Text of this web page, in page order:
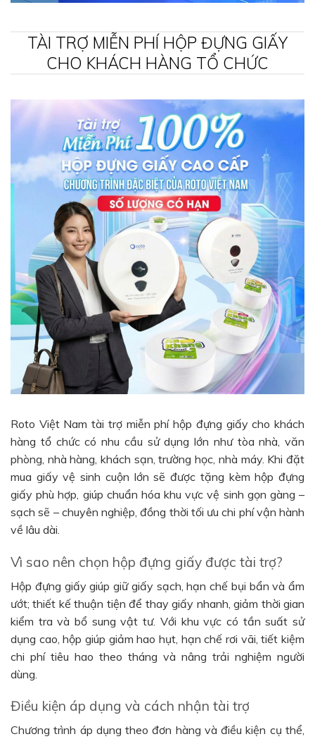
TÀI TRỢ MIỄN PHÍ HỘP ĐỰNG GIẤY
CHO KHÁCH HÀNG TỔ CHỨC
Roto Việt Nam tài trợ miễn phí hộp đựng giấy cho khách
hàng tổ chức có nhu cầu sử dụng lớn như tòa nhà, văn
phòng, nhà hàng, khách sạn, trường học, nhà máy. Khi đặt
mua giấy vệ sinh cuộn lớn sẽ được tặng kèm hộp đựng
giấy phù hợp, giúp chuẩn hóa khu vực vệ sinh gọn gàng –
sạch sẽ – chuyên nghiệp, đồng thời tối ưu chi phí vận hành
về lâu dài.
Vì sao nên chọn hộp đựng giấy được tài trợ?
Hộp đựng giấy giúp giữ giấy sạch, hạn chế bụi bẩn và ẩm
ướt; thiết kế thuận tiện để thay giấy nhanh, giảm thời gian
kiểm tra và bổ sung vật tư. Với khu vực có tần suất sử
dụng cao, hộp giúp giảm hao hụt, hạn chế rơi vãi, tiết kiệm
chi phí tiêu hao theo tháng và nâng trải nghiệm người
dùng.
Điều kiện áp dụng và cách nhận tài trợ
Chương trình áp dụng theo đơn hàng và điều kiện cụ thể,